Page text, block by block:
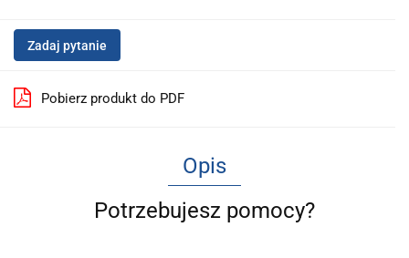
Zadaj pytanie
Pobierz produkt do PDF
Opis
Potrzebujesz pomocy?